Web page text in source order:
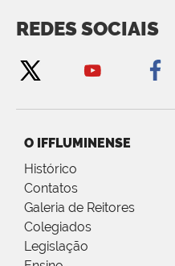
REDES SOCIAIS
O IFFLUMINENSE
Histórico
Contatos
Galeria de Reitores
Colegiados
Legislação